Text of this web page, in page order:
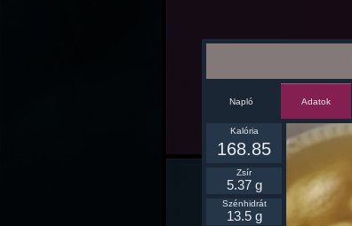
Napló Adatok
Kalória
168.85
Zsír
5.37 g
Szénhidrát
13.5 g